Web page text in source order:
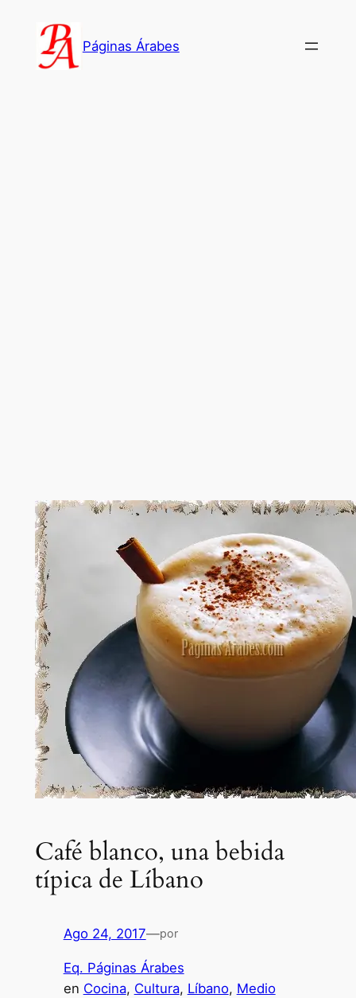
contenido
Páginas Árabes
Café blanco, una bebida
típica de Líbano
Ago 24, 2017—por
Eq. Páginas Árabes
en Cocina, Cultura, Líbano, Medio